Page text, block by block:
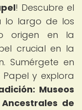
! Descubre el
lo largo de los
origen en la
crucial en la
Sumérgete en
y explora
Museos
de